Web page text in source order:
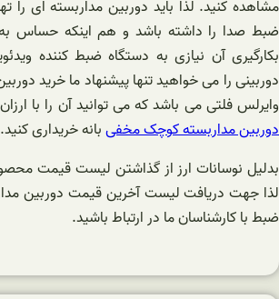
مشاهده کنید. لذا باید دوربین مداربسته ای را
ضبط صدا را داشته باشد و هم اینکه حساس
بکارگیری آن نیازی به دستگاه ضبط کننده
دوربینی را می خواهید تنها پیشنهاد ما خرید
وایرلس فلتی می باشد که می توانید آن را با
دوربین مداربسته کوچک مخفیبانه خریداری کنید.
بدلیل نوسانات ارز از گذاشتن لیست قیمت
لذا جهت دریافت لیست آخرین قیمت دوربین
ضبط با کارشناسان ما در ارتباط باشید.